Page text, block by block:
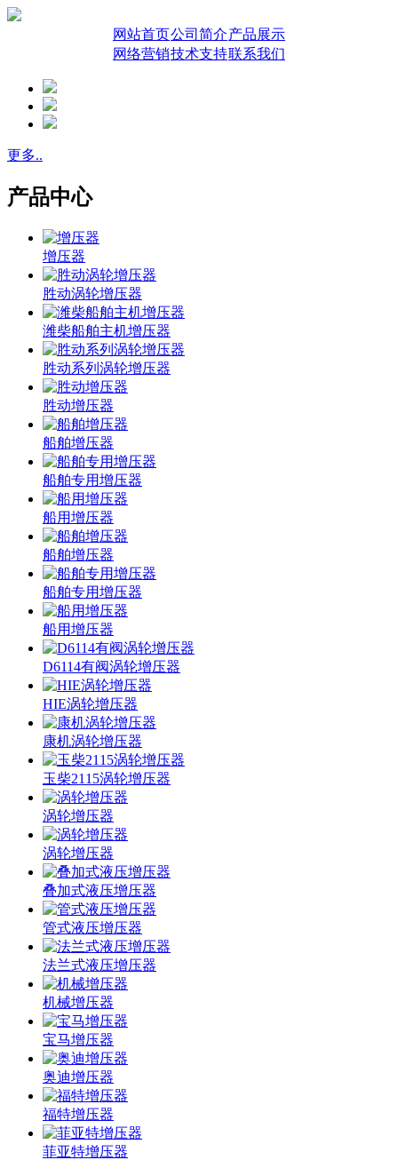
网站首页公司简介产品展示
网络营销技术支持联系我们
更多..
产品中心
增压器
胜动涡轮增压器
潍柴船舶主机增压器
胜动系列涡轮增压器
胜动增压器
船舶增压器
船舶专用增压器
船用增压器
船舶增压器
船舶专用增压器
船用增压器
D6114有阀涡轮增压器
HIE涡轮增压器
康机涡轮增压器
玉柴2115涡轮增压器
涡轮增压器
涡轮增压器
叠加式液压增压器
管式液压增压器
法兰式液压增压器
机械增压器
宝马增压器
奥迪增压器
福特增压器
菲亚特增压器